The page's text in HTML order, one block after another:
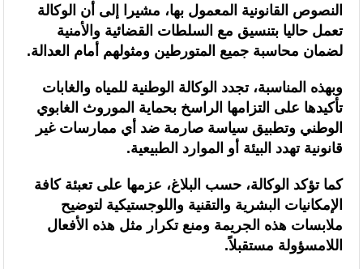
المنتخب المغربي للسيدات يتأهل إلى ربع النهائي عقب تعادله أمام نظيره
السنغالي (0-0)
النصوص القانونية المعمول بها، مشيرا إلى أن الوكالة
تعمل حاليا بتنسيق مع السلطات القضائية والأمنية
لضمان محاسبة جميع المتورطين ومثولهم أمام العدالة.
وبهذه المناسبة، تجدد الوكالة الوطنية للمياه والغابات
تأكيدها على التزامها الراسخ بحماية الموروث الغابوي
الوطني وتطبيق سياسة صارمة ضد أي ممارسات غير
قانونية تهدد البيئة أو الموارد الطبيعية.
كما تؤكد الوكالة، حسب البلاغ، عزمها على تعبئة كافة
الإمكانيات البشرية والتقنية واللوجستيكية لتوضيح
ملابسات هذه الجريمة ومنع تكرار مثل هذه الأفعال
اللامسؤولة مستقبلاً.